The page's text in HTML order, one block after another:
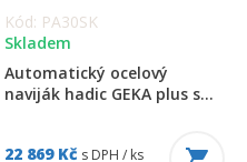
Kód: PA30SK
Skladem
Automatický ocelový
naviják hadic GEKA plus s...
22 869 Kč s DPH / ks